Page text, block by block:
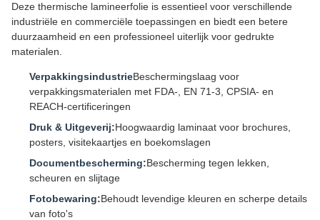
Deze thermische lamineerfolie is essentieel voor verschillende
industriële en commerciële toepassingen en biedt een betere
duurzaamheid en een professioneel uiterlijk voor gedrukte
materialen.
VerpakkingsindustrieBeschermingslaag voor
verpakkingsmaterialen met FDA-, EN 71-3, CPSIA- en
REACH-certificeringen
Druk & Uitgeverij:Hoogwaardig laminaat voor brochures,
posters, visitekaartjes en boekomslagen
Documentbescherming:Bescherming tegen lekken,
scheuren en slijtage
Fotobewaring:Behoudt levendige kleuren en scherpe details
van foto's